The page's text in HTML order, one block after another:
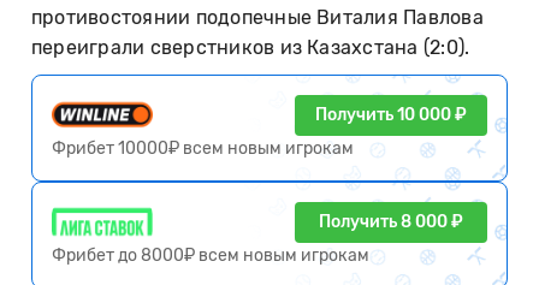
противостоянии подопечные Виталия Павлова
переиграли сверстников из Казахстана (2:0).
Получить 10 000 ₽
Фрибет 10000₽ всем новым игрокам
Получить 8 000 ₽
Фрибет до 8000₽ всем новым игрокам